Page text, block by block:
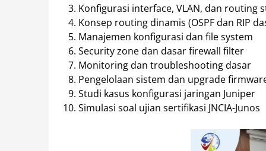
Konfigurasi interface, VLAN, dan routing
Konsep routing dinamis (OSPF dan RIP
Manajemen konfigurasi dan file system
Security zone dan dasar firewall filter
Monitoring dan troubleshooting dasar
Pengelolaan sistem dan upgrade
Studi kasus konfigurasi jaringan Juniper
Simulasi soal ujian sertifikasi JNCIA-Junos